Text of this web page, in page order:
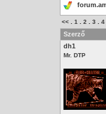
<< 1 2 3 4
Szerző
dh1
Mr. DTP